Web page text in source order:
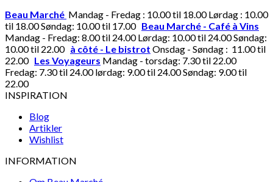
Beau Marché Mandag - Fredag : 10.00 til 18.00 Lørdag : 10.00
til 18.00 Søndag: 10.00 til 17.00 Beau Marché - Café à Vins
Mandag - Fredag: 8.00 til 24.00 Lørdag: 10.00 til 24.00 Søndag:
10.00 til 22.00 à côté - Le bistrot Onsdag - Søndag : 11.00 til
22.00 Les Voyageurs Mandag - torsdag: 7.30 til 22.00
Fredag: 7.30 til 24.00 lørdag: 9.00 til 24.00 Søndag: 9.00 til
22.00
INSPIRATION
Blog
Artikler
Wishlist
INFORMATION